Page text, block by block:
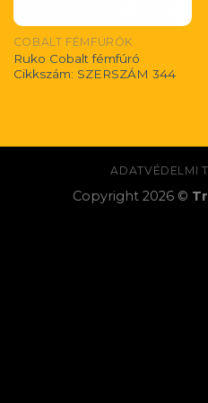
COBALT FÉMFÚRÓK
Ruko Cobalt fémfúró
Cikkszám: SZERSZÁM 344
ADATVÉDELMI
Copyright 2026 ©